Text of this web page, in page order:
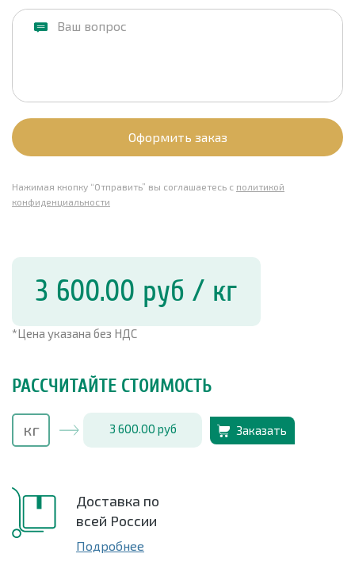
Оформить заказ
Нажимая кнопку “Отправить” вы соглашаетесь с политикой
конфиденциальности
3 600.00 руб / кг
*Цена указана без НДС
РАССЧИТАЙТЕ СТОИМОСТЬ
3 600.00 руб Заказать
Доставка по
всей России
Подробнее